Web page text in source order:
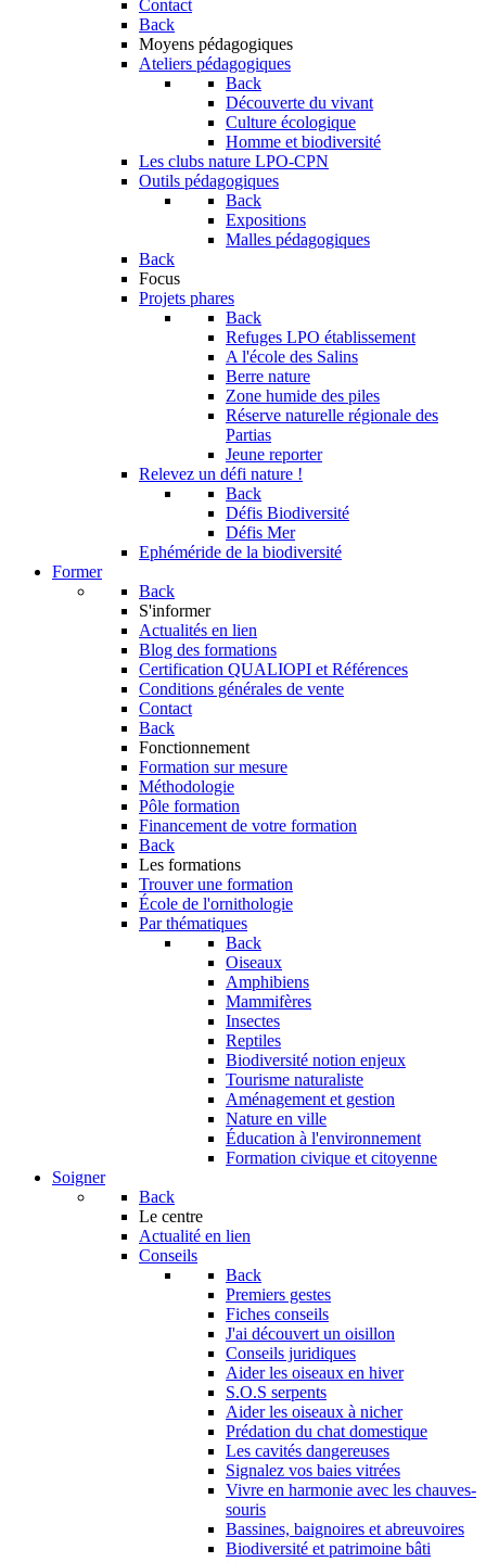
Contact
Back
Moyens pédagogiques
Ateliers pédagogiques
Back
Découverte du vivant
Culture écologique
Homme et biodiversité
Les clubs nature LPO-CPN
Outils pédagogiques
Back
Expositions
Malles pédagogiques
Back
Focus
Projets phares
Back
Refuges LPO établissement
A l'école des Salins
Berre nature
Zone humide des piles
Réserve naturelle régionale des
Partias
Jeune reporter
Relevez un défi nature !
Back
Défis Biodiversité
Défis Mer
Ephéméride de la biodiversité
Former
Back
S'informer
Actualités en lien
Blog des formations
Certification QUALIOPI et Références
Conditions générales de vente
Contact
Back
Fonctionnement
Formation sur mesure
Méthodologie
Pôle formation
Financement de votre formation
Back
Les formations
Trouver une formation
École de l'ornithologie
Par thématiques
Back
Oiseaux
Amphibiens
Mammifères
Insectes
Reptiles
Biodiversité notion enjeux
Tourisme naturaliste
Aménagement et gestion
Nature en ville
Éducation à l'environnement
Formation civique et citoyenne
Soigner
Back
Le centre
Actualité en lien
Conseils
Back
Premiers gestes
Fiches conseils
J'ai découvert un oisillon
Conseils juridiques
Aider les oiseaux en hiver
S.O.S serpents
Aider les oiseaux à nicher
Prédation du chat domestique
Les cavités dangereuses
Signalez vos baies vitrées
Vivre en harmonie avec les chauves-
souris
Bassines, baignoires et abreuvoires
Biodiversité et patrimoine bâti